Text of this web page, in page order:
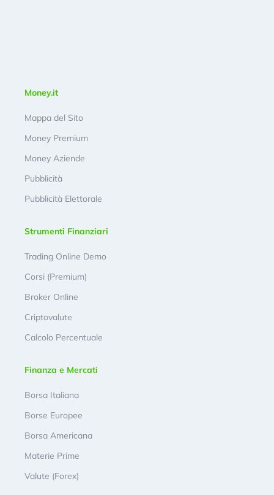
Money.it
Mappa del Sito
Money Premium
Money Aziende
Pubblicità
Pubblicità Elettorale
Strumenti Finanziari
Trading Online Demo
Corsi (Premium)
Broker Online
Criptovalute
Calcolo Percentuale
Finanza e Mercati
Borsa Italiana
Borse Europee
Borsa Americana
Materie Prime
Valute (Forex)